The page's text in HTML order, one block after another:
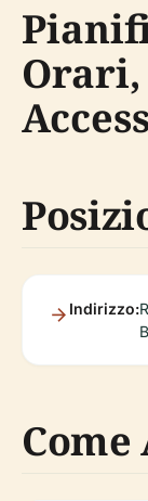
Indirizzo: